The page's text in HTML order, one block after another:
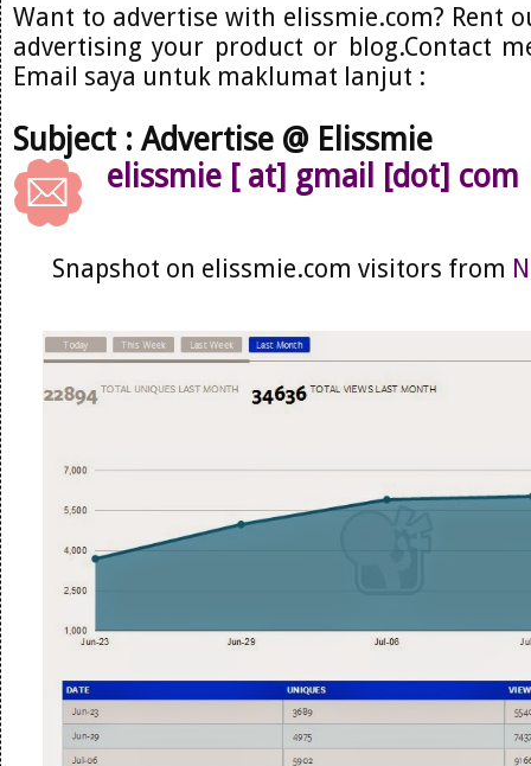
Want to advertise with elissmie.com? Rent
advertising your product or blog.Contact
Email saya untuk maklumat lanjut :
Subject : Advertise @ Elissmie
elissmie [ at] gmail [dot] com
Snapshot on elissmie.com visitors from